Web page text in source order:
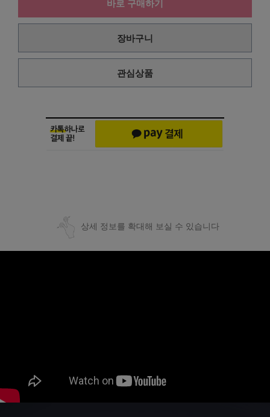
바로 구매하기
장바구니
관심상품
상세 정보를 확대해 보실 수 있습니다